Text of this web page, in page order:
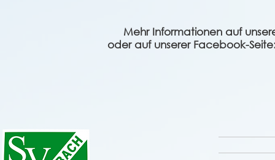
Mehr Informationen auf
oder auf unserer Facebook-